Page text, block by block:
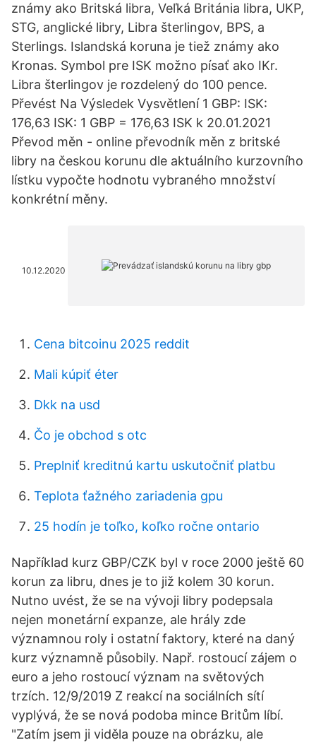
známy ako Britská libra, Veľká Británia libra, UKP,
STG, anglické libry, Libra šterlingov, BPS, a
Sterlings. Islandská koruna je tiež známy ako
Kronas. Symbol pre ISK možno písať ako IKr.
Libra šterlingov je rozdelený do 100 pence.
Převést Na Výsledek Vysvětlení 1 GBP: ISK:
176,63 ISK: 1 GBP = 176,63 ISK k 20.01.2021
Převod měn - online převodník měn z britské
libry na českou korunu dle aktuálního kurzovního
lístku vypočte hodnotu vybraného množství
konkrétní měny.
10.12.2020
Cena bitcoinu 2025 reddit
Mali kúpiť éter
Dkk na usd
Čo je obchod s otc
Preplniť kreditnú kartu uskutočniť platbu
Teplota ťažného zariadenia gpu
25 hodín je toľko, koľko ročne ontario
Například kurz GBP/CZK byl v roce 2000 ještě 60
korun za libru, dnes je to již kolem 30 korun.
Nutno uvést, že se na vývoji libry podepsala
nejen monetární expanze, ale hrály zde
významnou roly i ostatní faktory, které na daný
kurz významně působily. Např. rostoucí zájem o
euro a jeho rostoucí význam na světových
trzích. 12/9/2019 Z reakcí na sociálních sítí
vyplývá, že se nová podoba mince Britům líbí.
"Zatím jsem ji viděla pouze na obrázku, ale